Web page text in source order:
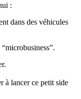
:
dans des véhicules
lancer ce petit side